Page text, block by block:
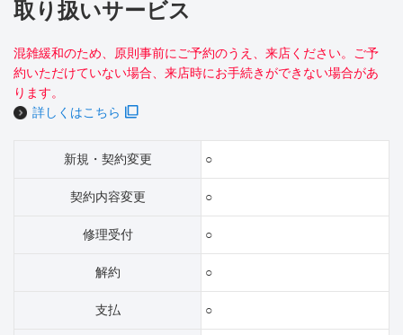
取り扱いサービス
混雑緩和のため、原則事前にご予約のうえ、来店ください。ご予
約いただけていない場合、来店時にお手続きができない場合があ
ります。
詳しくはこちら
新規・契約変更 ○
契約内容変更 ○
修理受付 ○
解約 ○
支払 ○